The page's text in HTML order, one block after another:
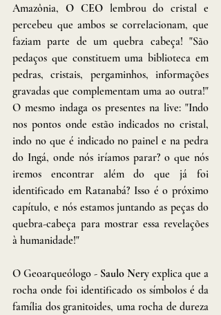
Amazônia, O CEO lembrou do cristal e
percebeu que ambos se correlacionam, que
faziam parte de um quebra cabeça! "São
pedaços que constituem uma biblioteca em
pedras, cristais, pergaminhos, informações
gravadas que complementam uma ao outra!"
O mesmo indaga os presentes na live: "Indo
nos pontos onde estão indicados no cristal,
indo no que é indicado no painel e na pedra
do Ingá, onde nós iríamos parar? o que nós
iremos encontrar além do que já foi
identificado em Ratanabá? Isso é o próximo
capítulo, e nós estamos juntando as peças do
quebra-cabeça para mostrar essa revelações
à humanidade!"
O Geoarqueólogo - Saulo Nery explica que a
rocha onde foi identificado os símbolos é da
família dos granitoides, uma rocha de dureza